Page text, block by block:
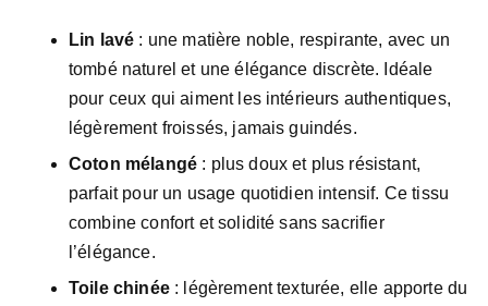
Lin lavé : une matière noble, respirante, avec un
tombé naturel et une élégance discrète. Idéale
pour ceux qui aiment les intérieurs authentiques,
légèrement froissés, jamais guindés.
Coton mélangé : plus doux et plus résistant,
parfait pour un usage quotidien intensif. Ce tissu
combine confort et solidité sans sacrifier
l’élégance.
Toile chinée: légèrement texturée, elle apporte du